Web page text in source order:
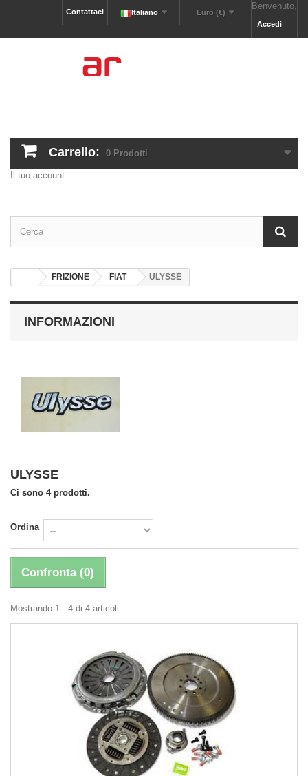
Benvenuto,
Accedi
Euro (€)
Italiano
Contattaci
Carrello: 0 Prodotti
Il tuo account
FRIZIONE FIAT ULYSSE
INFORMAZIONI
ULYSSE
Ci sono 4 prodotti.
Ordina
Confronta (0)
Mostrando 1 - 4 di 4 articoli